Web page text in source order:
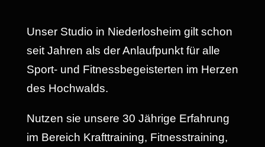
Unser Studio in Niederlosheim gilt schon
seit Jahren als der Anlaufpunkt für alle
Sport- und Fitnessbegeisterten im Herzen
des Hochwalds.
Nutzen sie unsere 30 Jährige Erfahrung
im Bereich Krafttraining, Fitnesstraining,